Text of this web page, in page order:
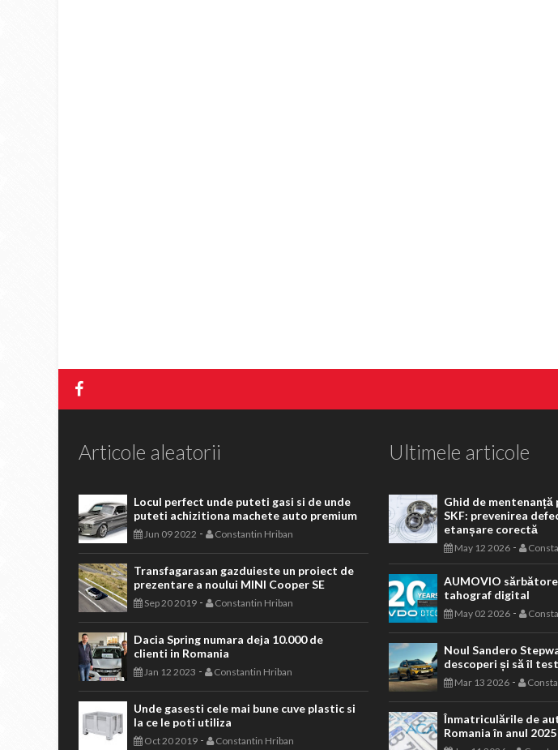
Articole aleatorii
Locul perfect unde puteti gasi si de unde
puteti achizitiona machete auto premium
Jun 09 2022 - Constantin Hriban
Transfagarasan gazduieste un proiect de
prezentare a noului MINI Cooper SE
Sep 20 2019 - Constantin Hriban
Dacia Spring numara deja 10.000 de
clienti in Romania
Jan 12 2023 - Constantin Hriban
Unde gasesti cele mai bune cuve plastic si
la ce le poti utiliza
Oct 20 2019 - Constantin Hriban
Ultimele articole
Ghid de
SKF: prevenirea
etanșare corectă
May 12 2026 -
AUMOVIO
tahograf digital
May 02 2026 -
Noul Sandero
descoperi și să îl
Mar 13 2026 -
Înmatriculările de
Romania în anul 2025